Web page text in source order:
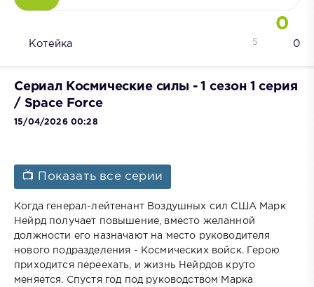
0
Котейка 0
5
Сериал Космические силы - 1 сезон 1 серия
/ Space Force
15/04/2026 00:28
📺 Показать все серии
Когда генерал-лейтенант Воздушных сил США Марк
Нейрд получает повышение, вместо желанной
должности его назначают на место руководителя
нового подразделения - Космических войск. Герою
приходится переехать, и жизнь Нейрдов круто
меняется. Спустя год под руководством Марка